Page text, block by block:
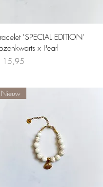
Quick View
'SPECIAL EDITION'
x Pearl
15,95
Nieuw